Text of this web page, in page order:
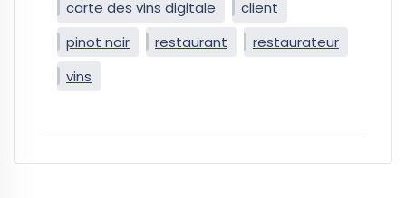
carte des vins digitale
client
pinot noir
restaurant
restaurateur
vins